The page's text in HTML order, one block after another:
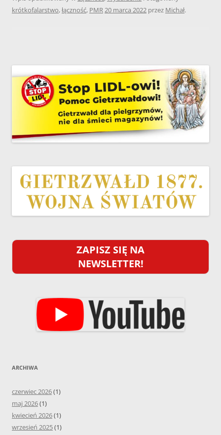
krótkofalarstwo,łączność, PMR20 marca 2022 przez Michał.
ZAPISZ SIĘ NA
NEWSLETTER!
ARCHIWA
czerwiec 2026(1)
maj 2026(1)
kwiecień 2026(1)
wrzesień 2025(1)